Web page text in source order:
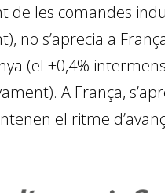
de les comandes
no s’aprecia a
(el +0,4%
A França,
el ritme